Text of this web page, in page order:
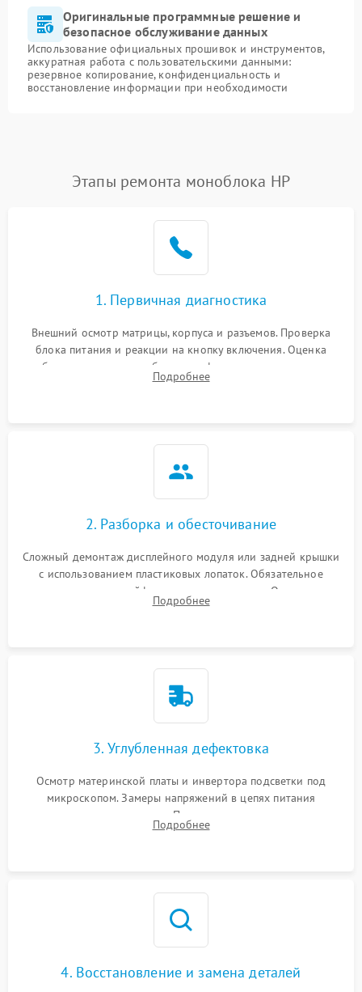
Оригинальные программные решение и
безопасное обслуживание данных
Использование официальных прошивок и инструментов,
аккуратная работа с пользовательскими данными:
резервное копирование, конфиденциальность и
восстановление информации при необходимости
Этапы ремонта моноблока HP
1. Первичная диагностика
Внешний осмотр матрицы, корпуса и разъемов. Проверка
блока питания и реакции на кнопку включения. Оценка
изображения, звука и работы периферии для сужения круга
возможных неисправностей перед вскрытием.
Подробнее
2. Разборка и обесточивание
Сложный демонтаж дисплейного модуля или задней крышки
с использованием пластиковых лопаток. Обязательное
отключение шлейфов матрицы и питания. Очистка
массивной системы охлаждения от скопившейся пыли.
Подробнее
3. Углубленная дефектовка
Осмотр материнской платы и инвертора подсветки под
микроскопом. Замеры напряжений в цепях питания
процессора и видеокарты. Проверка состояния жесткого
диска и оперативной памяти с помощью POST-карт и
Подробнее
4. Восстановление и замена деталей